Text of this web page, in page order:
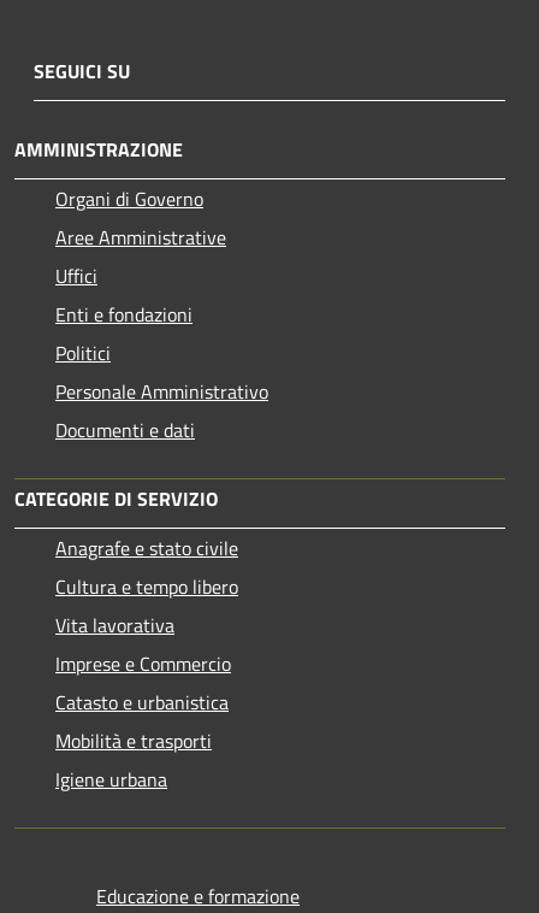
SEGUICI SU
AMMINISTRAZIONE
Organi di Governo
Aree Amministrative
Uffici
Enti e fondazioni
Politici
Personale Amministrativo
Documenti e dati
CATEGORIE DI SERVIZIO
Anagrafe e stato civile
Cultura e tempo libero
Vita lavorativa
Imprese e Commercio
Catasto e urbanistica
Mobilità e trasporti
Igiene urbana
Educazione e formazione